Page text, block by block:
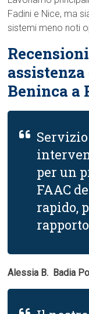
Fadini e Nice, ma
sistemi meno noti
Beninca a
per un
FAAC
rapido,
Alessia B.  Badia